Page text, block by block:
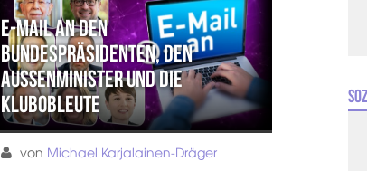
E-Mail an den
Bundespräsidenten, den
Außenminister und die
Klubobleute
von Michael Karjalainen-Dräger